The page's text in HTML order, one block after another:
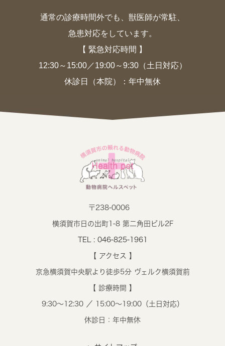
通常の診療時間外でも、獣医師が常駐、
急患対応をしています。
【 緊急対応時間 】
12:30～15:00／19:00～9:30（土日対応）
休診日（本院）：年中無休
〒238-0006
横須賀市日の出町1-8 第二角田ビル2F
TEL : 046-825-1961
【 アクセス 】
京急横須賀中央駅より徒歩5分 ヴェルク横須賀前
【 診療時間 】
9:30～12:30 ／ 15:00～19:00（土日対応）
休診日：年中無休